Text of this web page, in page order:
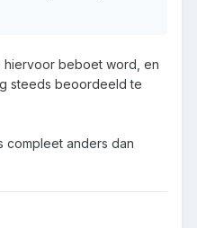
hiervoor beboet word, en
steeds beoordeeld te
compleet anders dan